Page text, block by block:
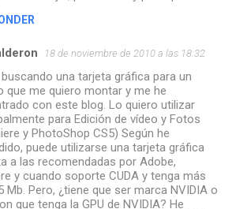
18 de noviembre de 2010 a las 18:32
una tarjeta gráfica para un
que me quiero montar y me he
con este blog. Lo quiero utilizar
para Edición de vídeo y Fotos
y PhotoShop CS5) Según he
puede utilizarse una tarjeta gráfica
a las recomendadas por Adobe,
y cuando soporte CUDA y tenga más
Mb. Pero, ¿tiene que ser marca NVIDIA o
que tenga la GPU de NVIDIA? He